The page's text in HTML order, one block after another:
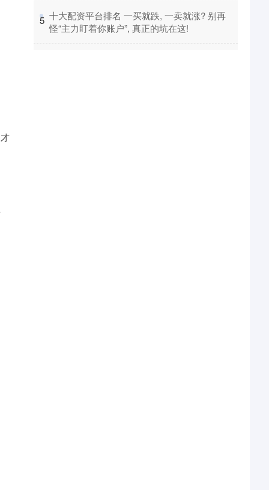
5 ​十大配资平台排名 一买就跌, 一卖就涨? 别再
怪“主力盯着你账户”, 真正的坑在这!